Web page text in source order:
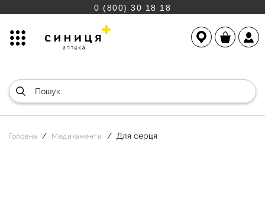
0 (800) 30 18 18
Головна Медикаменти Для серця